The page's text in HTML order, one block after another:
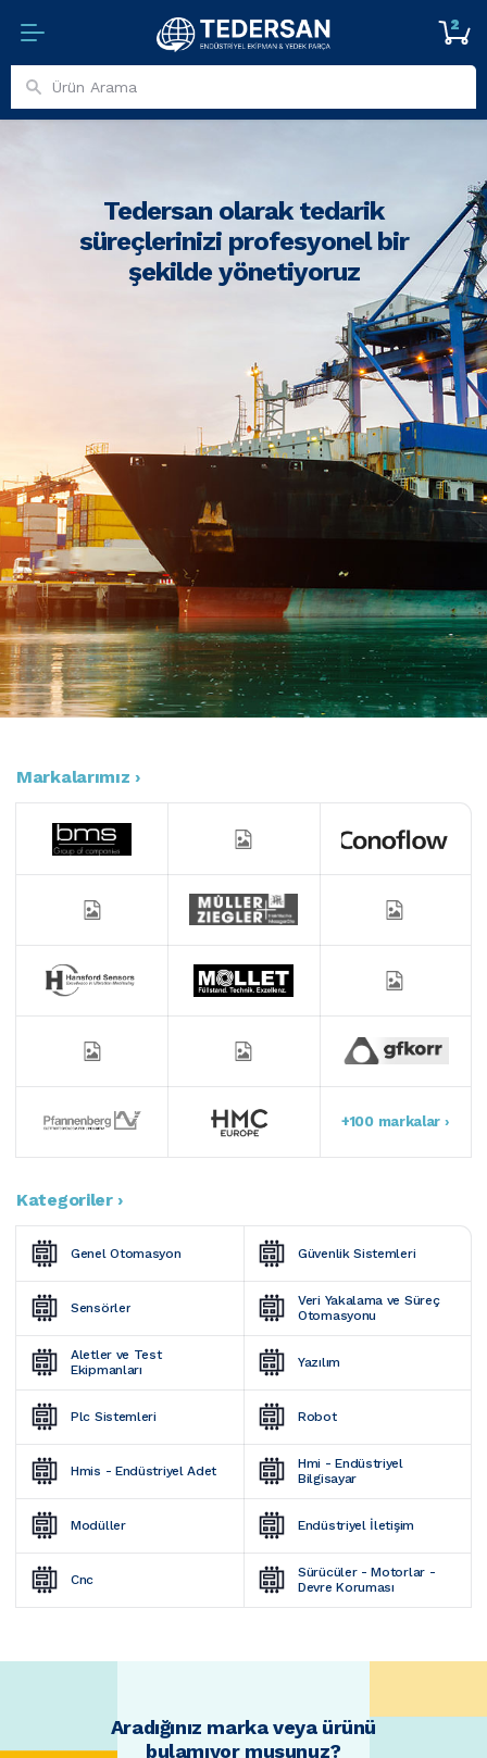
2
Tedersan olarak tedarik
süreçlerinizi profesyonel bir
şekilde yönetiyoruz
Markalarımız ›
+100 markalar ›
Kategoriler ›
Genel Otomasyon Güvenlik Sistemleri
Sensörler
Veri Yakalama ve Süreç
Otomasyonu
Aletler ve Test
Ekipmanları
Yazılım
Plc Sistemleri Robot
Hmis - Endüstriyel Adet
Hmi - Endüstriyel
Bilgisayar
Modüller Endüstriyel İletişim
Cnc
Sürücüler - Motorlar -
Devre Koruması
Aradığınız marka veya ürünü
bulamıyor musunuz?